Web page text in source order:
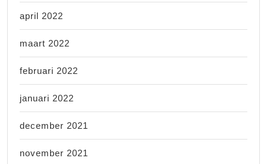
april 2022
maart 2022
februari 2022
januari 2022
december 2021
november 2021